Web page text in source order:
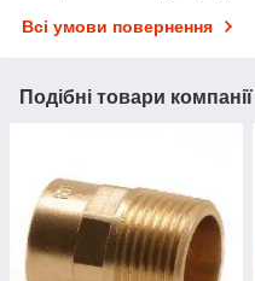
Всі умови повернення
Подібні товари компанії